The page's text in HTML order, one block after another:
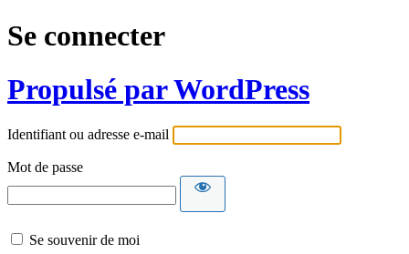
Se connecter
Propulsé par WordPress
Identifiant ou adresse e-mail
Mot de passe
Se souvenir de moi